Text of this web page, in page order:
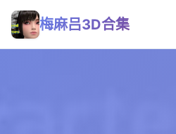
梅麻吕3D合集